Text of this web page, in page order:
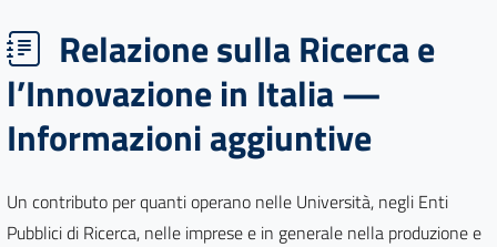
Relazione sulla Ricerca e
l’Innovazione in Italia —
Informazioni aggiuntive
Un contributo per quanti operano nelle Università, negli Enti
Pubblici di Ricerca, nelle imprese e in generale nella produzione e